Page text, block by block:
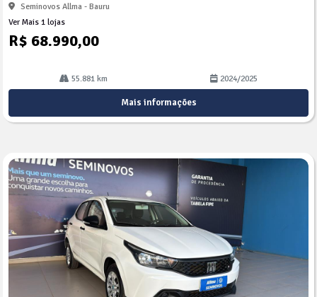
Seminovos Allma - Bauru
Ver Mais 1 lojas
R$ 68.990,00
55.881 km 2024/2025
Mais informações